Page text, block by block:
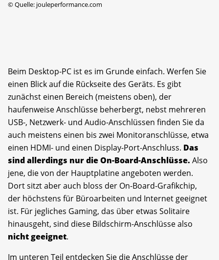
©Quelle: jouleperformance.com
Beim Desktop-PC ist es im Grunde einfach. Werfen Sie
einen Blick auf die Rückseite des Geräts. Es gibt
zunächst einen Bereich (meistens oben), der
haufenweise Anschlüsse beherbergt, nebst mehreren
USB-, Netzwerk- und Audio-Anschlüssen finden Sie da
auch meistens einen bis zwei Monitoranschlüsse, etwa
einen HDMI- und einen Display-Port-Anschluss. Das
sind allerdings nur die On-Board-Anschlüsse. Also
jene, die von der Hauptplatine angeboten werden.
Dort sitzt aber auch bloss der On-Board-Grafikchip,
der höchstens für Büroarbeiten und Internet geeignet
ist. Für jegliches Gaming, das über etwas Solitaire
hinausgeht, sind diese Bildschirm-Anschlüsse also
nicht geeignet.
Im unteren Teil entdecken Sie die Anschlüsse der